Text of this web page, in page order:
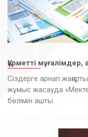
Құрметті мұғалімдер,
Сіздерге арнап
жұмыс жасауда
бөлімін ашты.